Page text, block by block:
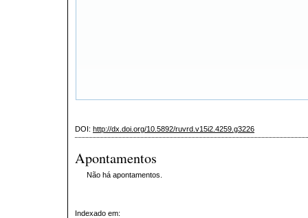
DOI: http://dx.doi.org/10.5892/ruvrd.v15i2.4259.g3226
Apontamentos
Não há apontamentos.
Indexado em: